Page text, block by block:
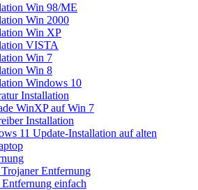
Win 98/ME
Win 2000
Win XP
VISTA
Win 7
Win 8
Windows 10
Installation
WinXP auf Win 7
Installation
11 Update-Installation auf alten
Entfernung
einfach